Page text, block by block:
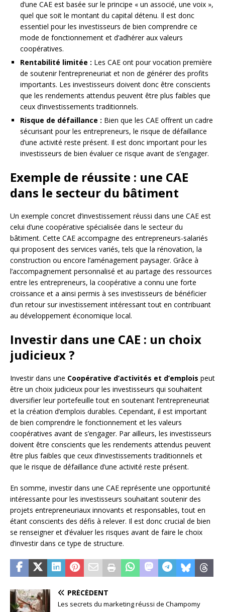
d’une CAE est basée sur le principe « un associé, une voix »,
quel que soit le montant du capital détenu. Il est donc
essentiel pour les investisseurs de bien comprendre ce
mode de fonctionnement et d’adhérer aux valeurs
coopératives.
Rentabilité limitée : Les CAE ont pour vocation première
de soutenir l’entrepreneuriat et non de générer des profits
importants. Les investisseurs doivent donc être conscients
que les rendements attendus peuvent être plus faibles que
ceux d’investissements traditionnels.
Risque de défaillance : Bien que les CAE offrent un cadre
sécurisant pour les entrepreneurs, le risque de défaillance
d’une activité reste présent. Il est donc important pour les
investisseurs de bien évaluer ce risque avant de s’engager.
Exemple de réussite : une CAE
dans le secteur du bâtiment
Un exemple concret d’investissement réussi dans une CAE est
celui d’une coopérative spécialisée dans le secteur du
bâtiment. Cette CAE accompagne des entrepreneurs-salariés
qui proposent des services variés, tels que la rénovation, la
construction ou encore l’aménagement paysager. Grâce à
l’accompagnement personnalisé et au partage des ressources
entre les entrepreneurs, la coopérative a connu une forte
croissance et a ainsi permis à ses investisseurs de bénéficier
d’un retour sur investissement intéressant tout en contribuant
au développement économique local.
Investir dans une CAE : un choix
judicieux ?
Investir dans une Coopérative d’activités et d’emplois peut
être un choix judicieux pour les investisseurs qui souhaitent
diversifier leur portefeuille tout en soutenant l’entrepreneuriat
et la création d’emplois durables. Cependant, il est important
de bien comprendre le fonctionnement et les valeurs
coopératives avant de s’engager. Par ailleurs, les investisseurs
doivent être conscients que les rendements attendus peuvent
être plus faibles que ceux d’investissements traditionnels et
que le risque de défaillance d’une activité reste présent.
En somme, investir dans une CAE représente une opportunité
intéressante pour les investisseurs souhaitant soutenir des
projets entrepreneuriaux innovants et responsables, tout en
étant conscients des défis à relever. Il est donc crucial de bien
se renseigner et d’évaluer les risques avant de faire le choix
d’investir dans ce type de structure.
PRÉCÉDENT
Les secrets du marketing réussi de Champomy